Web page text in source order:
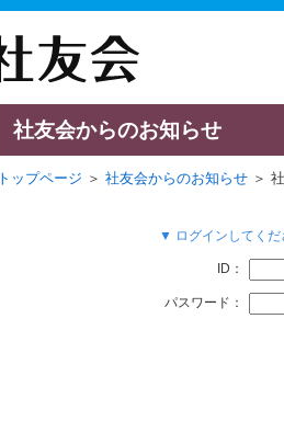
社友会からのお知らせ
トップページ ＞ 社友会からのお知らせ ＞
▼ ログインしてくだ
ID：
パスワード：